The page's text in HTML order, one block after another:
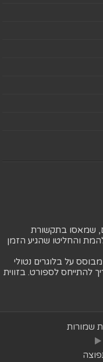
שמאסו בתקשורת
והחליטו שהגיע הזמן
על בלוגרים נטולי
להתייחס לספורט. בזווית